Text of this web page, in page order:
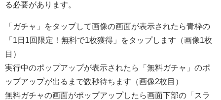
る必要があります。
「ガチャ」をタップして画像の画面が表示されたら青枠の
「1日1回限定！無料で1枚獲得」をタップします（画像1枚
目）
実行中のポップアップが表示されたら「無料ガチャ」のポ
ップアップが出るまで数秒待ちます（画像2枚目）
無料ガチャの画面がポップアップしたら画面下部の「スラ